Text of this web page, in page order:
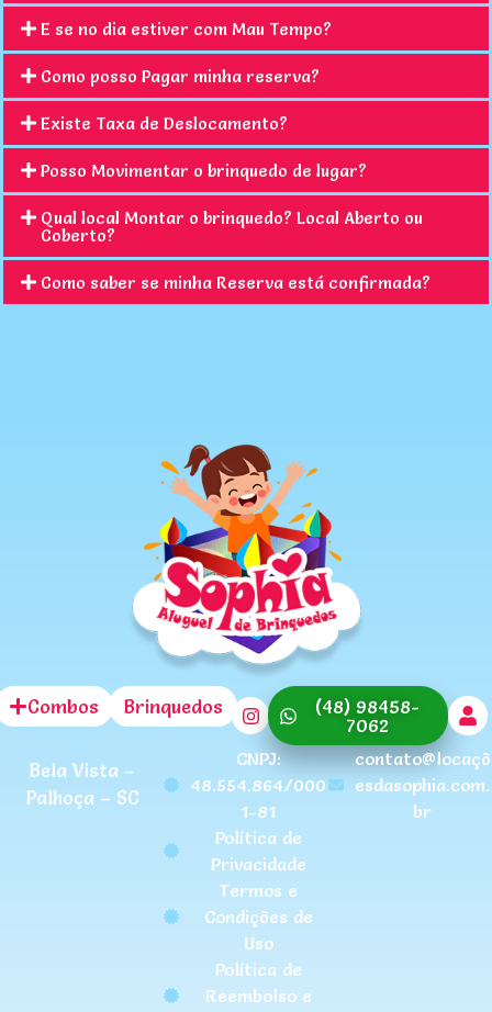
E se no dia estiver com Mau Tempo?
Como posso Pagar minha reserva?
Existe Taxa de Deslocamento?
Posso Movimentar o brinquedo de lugar?
Qual local Montar o brinquedo? Local Aberto ou
Coberto?
Como saber se minha Reserva está confirmada?
Combos Brinquedos
(48) 98458-
7062
Bela Vista –
Palhoça – SC
CNPJ:
48.554.864/000
1-81
Política de
Privacidade
Termos e
Condições de
Uso
Política de
Reembolso e
contato@locaçõ
esdasophia.com.
br